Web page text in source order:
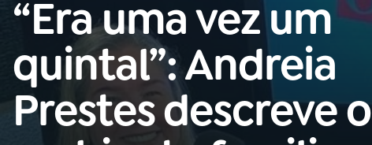
na
Rádio
MEC
Início AO VIVO
01INÍCIO
“Era uma vez um
quintal”: Andreia
Prestes descreve o